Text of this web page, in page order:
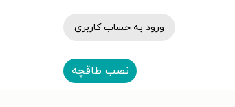
ورود به حساب کاربری
نصب طاقچه